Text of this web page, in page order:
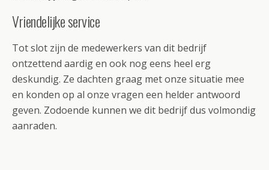
Vriendelijke service
Tot slot zijn de medewerkers van dit bedrijf
ontzettend aardig en ook nog eens heel erg
deskundig. Ze dachten graag met onze situatie mee
en konden op al onze vragen een helder antwoord
geven. Zodoende kunnen we dit bedrijf dus volmondig
aanraden.